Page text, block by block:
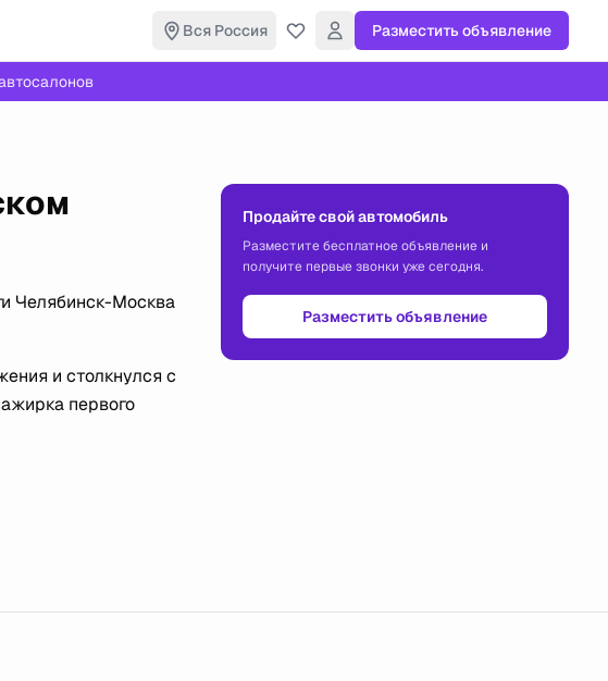
Вся Россия Разместить объявление
Челябинск-Москва
и столкнулся с
первого
Продайте свой автомобиль
Разместите бесплатное объявление и
получите первые звонки уже сегодня.
Разместить объявление